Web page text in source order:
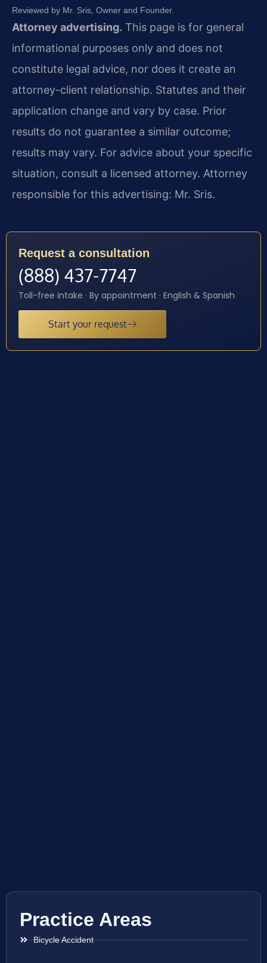
Reviewed by Mr. Sris, Owner and Founder.
Attorney advertising. This page is for general
informational purposes only and does not
constitute legal advice, nor does it create an
attorney-client relationship. Statutes and their
application change and vary by case. Prior
results do not guarantee a similar outcome;
results may vary. For advice about your specific
situation, consult a licensed attorney. Attorney
responsible for this advertising: Mr. Sris.
Request a consultation
(888) 437-7747
Toll-free intake · By appointment · English & Spanish
Start your request
Practice Areas
Bicycle Accident